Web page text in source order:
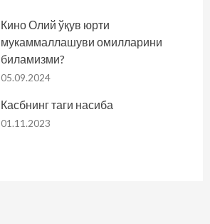
Кино Олий ўқув юрти
мукаммаллашуви омилларини
биламизми?
05.09.2024
Касбнинг таги насиба
01.11.2023